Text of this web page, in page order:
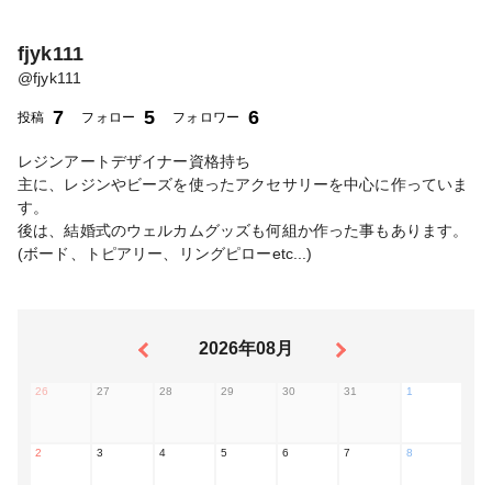
fjyk111
@fjyk111
投稿 7 フォロー 5 フォロワー 6
レジンアートデザイナー資格持ち
主に、レジンやビーズを使ったアクセサリーを中心に作っていま
す。
後は、結婚式のウェルカムグッズも何組か作った事もあります。
(ボード、トピアリー、リングピローetc...)
2026年08月
26 27 28 29 30 31 1
2 3 4 5 6 7 8